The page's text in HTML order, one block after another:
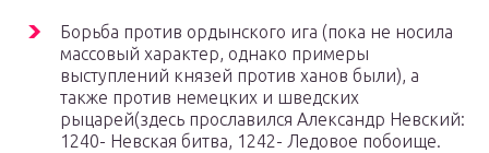
Борьба против ордынского ига (пока не носила
массовый характер, однако примеры
выступлений князей против ханов были), а
также против немецких и шведских
рыцарей(здесь прославился Александр Невский:
1240- Невская битва, 1242- Ледовое побоище.